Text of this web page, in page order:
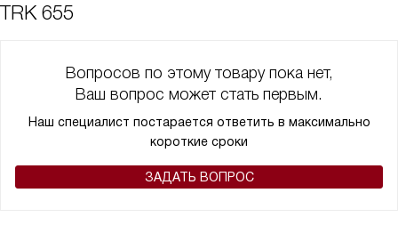
TRK 655
Вопросов по этому товару пока нет,
Ваш вопрос может стать первым.
Наш специалист постарается ответить в максимально
короткие сроки
ЗАДАТЬ ВОПРОС